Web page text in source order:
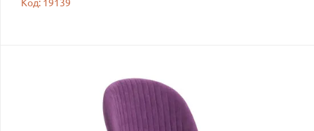
Код: 19139